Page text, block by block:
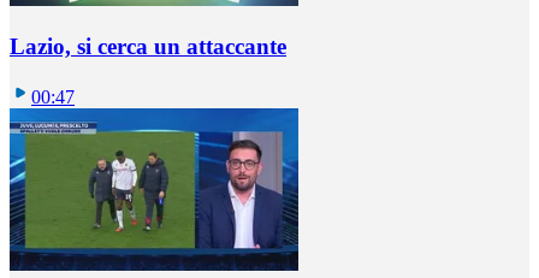
Lazio, si cerca un attaccante
00:47